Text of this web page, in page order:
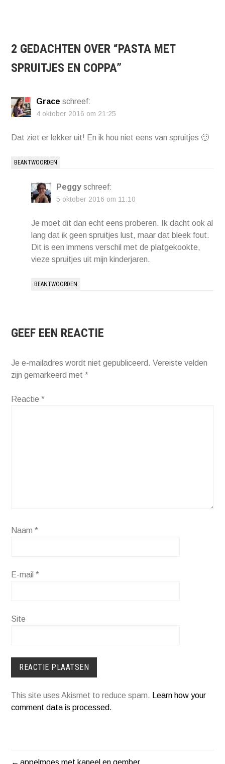
2 GEDACHTEN OVER “PASTA MET
SPRUITJES EN COPPA”
Grace schreef:
4 oktober 2016 om 21:25
Dat ziet er lekker uit! En ik hou niet eens van spruitjes 🙂
BEANTWOORDEN
Peggy schreef:
5 oktober 2016 om 11:10
Je moet dit dan echt eens proberen. Ik dacht ook al
lang dat ik geen spruitjes lust, maar dat bleek fout.
Dit is een immens verschil met de platgekookte,
vieze spruitjes uit mijn kinderjaren.
BEANTWOORDEN
GEEF EEN REACTIE
Je e-mailadres wordt niet gepubliceerd. Vereiste velden
zijn gemarkeerd met*
Reactie*
Naam*
E-mail*
Site
This site uses Akismet to reduce spam. Learn how your
comment data is processed.
appelmoes met kaneel en gember